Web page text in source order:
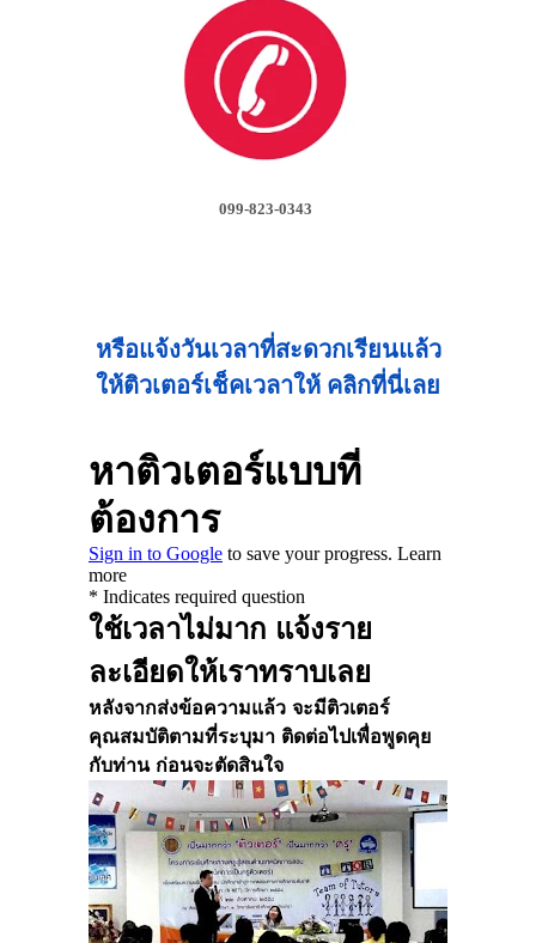
099-823-0343
หรือแจ้งวันเวลาที่สะดวกเรียนแล้ว
ให้ติวเตอร์เช็คเวลาให้ คลิกที่นี่เลย